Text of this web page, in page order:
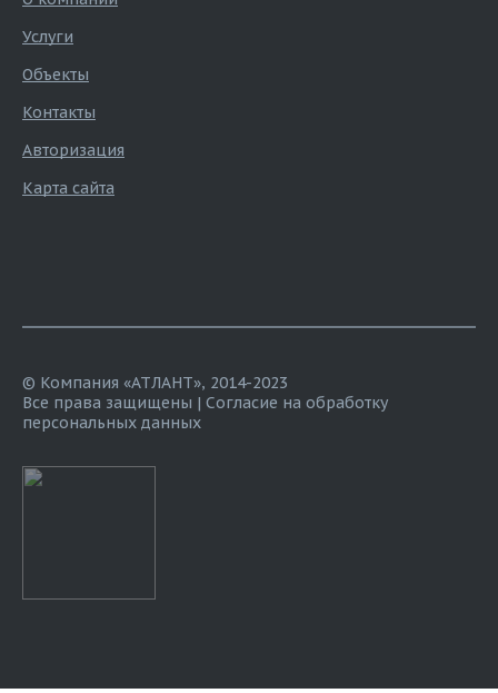
Услуги
Объекты
Контакты
Авторизация
Карта сайта
© Компания «АТЛАНТ», 2014-2023
Все права защищены | Согласие на обработку
персональных данных